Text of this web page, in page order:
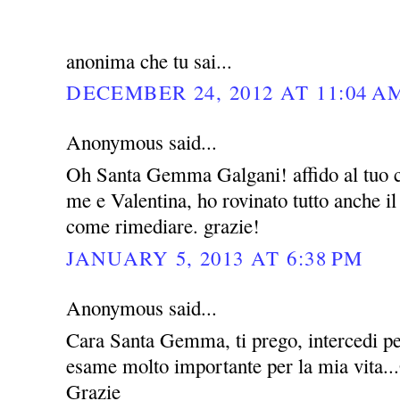
anonima che tu sai...
DECEMBER 24, 2012 AT 11:04
Anonymous said...
Oh Santa Gemma Galgani! affido al tuo
me e Valentina, ho rovinato tutto anche
come rimediare. grazie!
JANUARY 5, 2013 AT 6:38 PM
Anonymous said...
Cara Santa Gemma, ti prego, intercedi
esame molto importante per la mia
Grazie